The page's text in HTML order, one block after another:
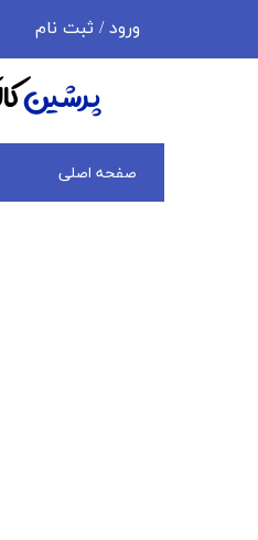
ورود / ثبت نام
حساب کاربری من
تغییر گذر واژه
سفارشات
خروج از حساب کاربری
صفحه اصلی
پرشین